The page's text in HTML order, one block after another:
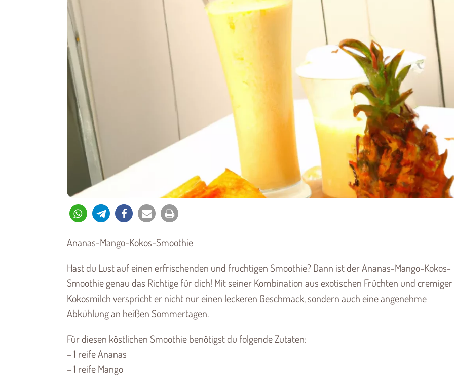
Ananas-Mango-Kokos-Smoothie
Hast du Lust auf einen erfrischenden und fruchtigen Smoothie? Dann ist der Ananas-Mango-Kokos-
Smoothie genau das Richtige für dich! Mit seiner Kombination aus exotischen Früchten und cremiger
Kokosmilch verspricht er nicht nur einen leckeren Geschmack, sondern auch eine angenehme
Abkühlung an heißen Sommertagen.
Für diesen köstlichen Smoothie benötigst du folgende Zutaten:
– 1 reife Ananas
– 1 reife Mango